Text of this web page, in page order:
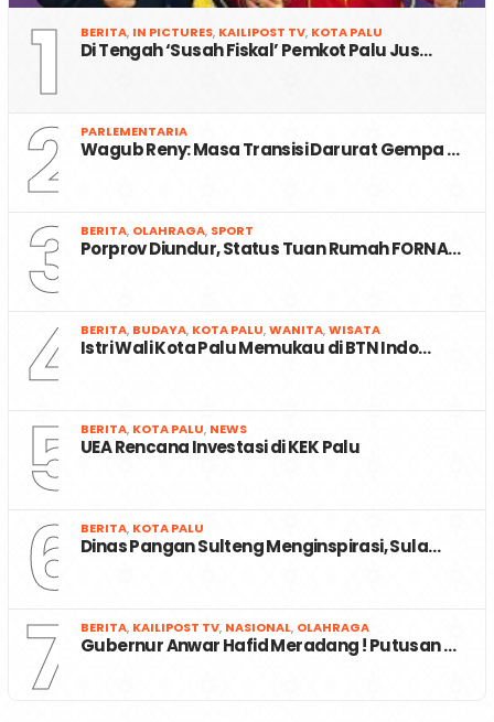
1 BERITA, IN PICTURES, KAILIPOST TV, KOTA PALU
Di Tengah ‘Susah Fiskal’ Pemkot Palu Jus…
2 PARLEMENTARIA
Wagub Reny: Masa Transisi Darurat Gempa …
3 BERITA, OLAHRAGA, SPORT
Porprov Diundur, Status Tuan Rumah FORNA…
4 BERITA, BUDAYA, KOTA PALU,WANITA,WISATA
Istri Wali Kota Palu Memukau di BTN Indo…
5 BERITA, KOTA PALU, NEWS
UEA Rencana Investasi di KEK Palu
6 BERITA, KOTA PALU
Dinas Pangan Sulteng Menginspirasi, Sula…
7 BERITA, KAILIPOST TV, NASIONAL, OLAHRAGA
Gubernur Anwar Hafid Meradang ! Putusan …